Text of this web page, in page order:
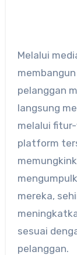
Melalui
pelanggan
langsung
melalui
platform
mereka,
sesuai
pelanggan.